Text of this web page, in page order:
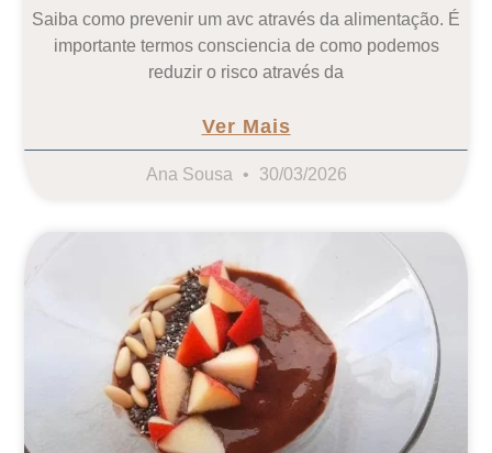
Saiba como prevenir um avc através da alimentação. É
importante termos consciencia de como podemos
reduzir o risco através da
Ver Mais
Ana Sousa 30/03/2026